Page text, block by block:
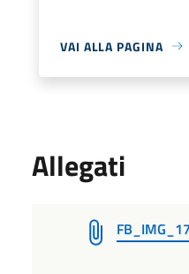
VAI ALLA PAGINA
Allegati